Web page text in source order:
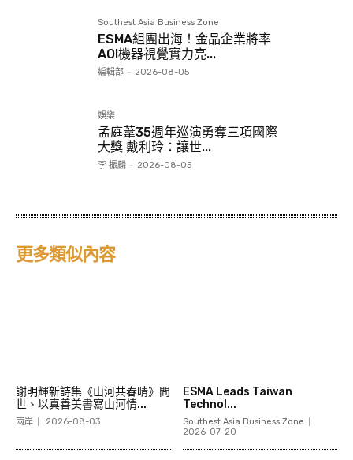
Southest Asia Business Zone
ESMA組團出海！金品企業將率
AOI機器視覺實力亮...
編輯部 - 2026-08-05
娛樂
孟庭葦35週年巡演勇奪三項國際
大獎 戴利玲：讓世...
李 振麟 - 2026-08-05
更多類似內容
謝明輝新詩集《山河共春晴》問
世、以真善美書寫山河情...
兩岸 2026-08-03
ESMA Leads Taiwan
Technol...
Southest Asia Business Zone
2026-07-20